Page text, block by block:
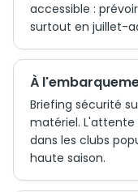
accessible :
surtout en juillet-
À
Briefing sécurité
matériel. L'attente
dans les clubs
haute saison.